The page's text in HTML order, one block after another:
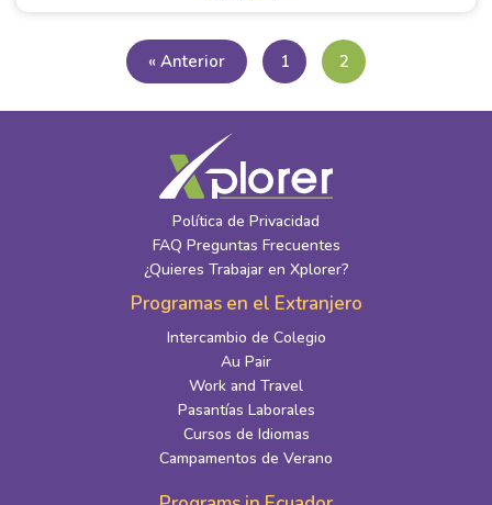
« Anterior 1 2
Política de Privacidad
FAQ Preguntas Frecuentes
¿Quieres Trabajar en Xplorer?
Programas en el Extranjero
Intercambio de Colegio
Au Pair
Work and Travel
Pasantías Laborales
Cursos de Idiomas
Campamentos de Verano